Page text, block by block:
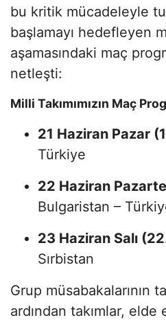
bu kritik mücadeleyle
başlamayı hedefleyen
aşamasındaki maç
netleşti:
Milli Takımımızın Maç
21 Haziran Pazar
Türkiye
22 Haziran
Bulgaristan –
23 Haziran Salı
Sırbistan
Grup müsabakalarının
ardından takımlar,